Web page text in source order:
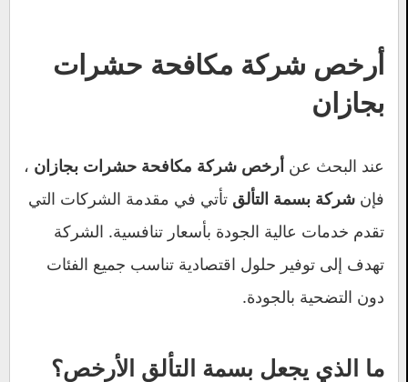
أرخص شركة مكافحة حشرات
بجازان
عند البحث عن أرخص شركة مكافحة حشرات بجازان ،
فإن شركة بسمة التألق تأتي في مقدمة الشركات التي
تقدم خدمات عالية الجودة بأسعار تنافسية. الشركة
تهدف إلى توفير حلول اقتصادية تناسب جميع الفئات
دون التضحية بالجودة.
ما الذي يجعل بسمة التألق الأرخص؟